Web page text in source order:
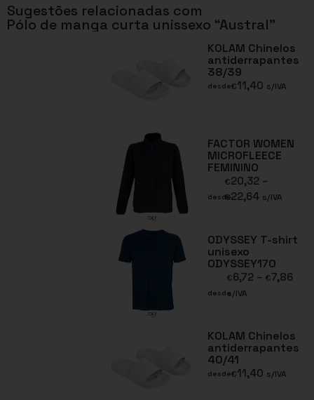
Sugestões relacionadas com
Pólo de manga curta unissexo “Austral”
KOLAM Chinelos
antiderrapantes
38/39
desde€11,40 s/IVA
FACTOR WOMEN
MICROFLEECE
FEMININO
desde
€20,32 –
€22,64 s/IVA
ODYSSEY T-shirt
unisexo
ODYSSEY170
desde
€6,72 – €7,86
s/IVA
KOLAM Chinelos
antiderrapantes
40/41
desde€11,40 s/IVA